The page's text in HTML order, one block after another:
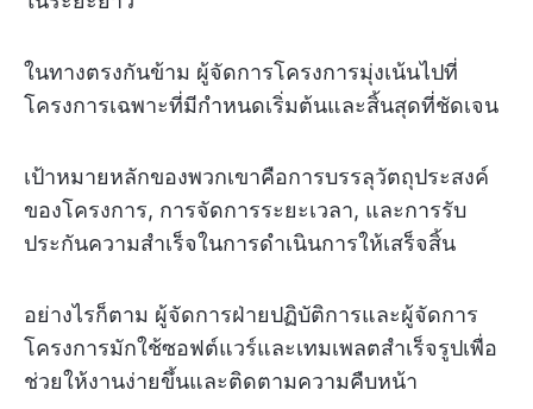
ในทางตรงกันข้าม ผู้จัดการโครงการมุ่งเน้นไปที่
โครงการเฉพาะที่มีกำหนดเริ่มต้นและสิ้นสุดที่ชัดเจน
เป้าหมายหลักของพวกเขาคือการบรรลุวัตถุประสงค์
ของโครงการ, การจัดการระยะเวลา, และการรับ
ประกันความสำเร็จในการดำเนินการให้เสร็จสิ้น
อย่างไรก็ตาม ผู้จัดการฝ่ายปฏิบัติการและผู้จัดการ
โครงการมักใช้ซอฟต์แวร์และเทมเพลตสำเร็จรูปเพื่อ
ช่วยให้งานง่ายขึ้นและติดตามความคืบหน้า